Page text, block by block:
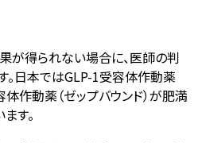
が得られない場合に、医師の判
日本ではGLP-1受容体作動薬
体作動薬（ゼップバウンド）が肥満
す。